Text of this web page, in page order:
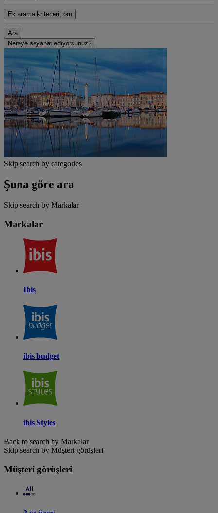
Ek arama kriterleri, örn
Ara
Nereye seyahat ediyorsunuz?
Skip search by categories
Şuna göre ara
Skip search by Markalar
Markalar
Ibis
ibis budget
ibis Styles
Back to search by Markalar
Skip search by Müşteri görüşleri
Müşteri görüşleri